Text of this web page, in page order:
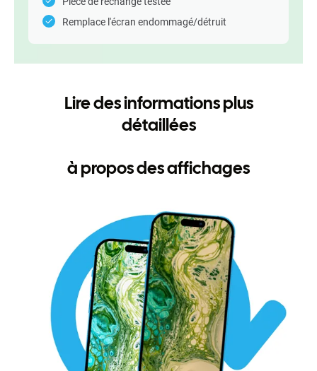
Remplace l'écran endommagé/détruit
Lire des informations plus
détaillées
à propos des affichages